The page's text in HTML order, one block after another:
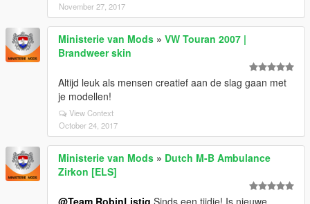
November 27, 2017
Ministerie van Mods » VW Touran 2007 |
Brandweer skin
Altijd leuk als mensen creatief aan de slag gaan met
je modellen!
View Context
October 24, 2017
Ministerie van Mods » Dutch M-B Ambulance
Zirkon [ELS]
@Team RobinListiq Sinds een tijdje! Is nieuwe